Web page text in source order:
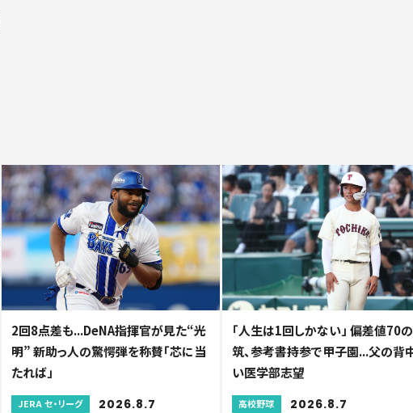
2回8点差も...DeNA指揮官が見た“光
明” 新助っ人の驚愕弾を称賛「芯に当
たれば」
JERA セ・リーグ 2026.8.7
「人生は1回しかない」 偏差値70
筑、参考書持参で甲子園...父の背
い医学部志望
高校野球 2026.8.7